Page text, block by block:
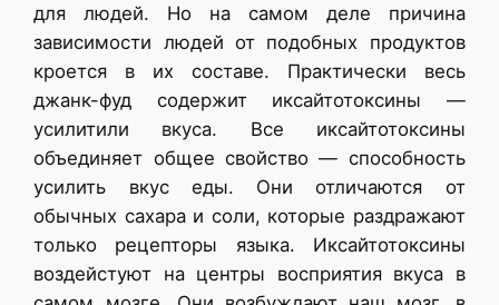
для людей. Но на самом деле причина
зависимости людей от подобных продуктов
кроется в их составе. Практически весь
джанк-фуд содержит иксайтотоксины —
усилитили вкуса. Все иксайтотоксины
объединяет общее свойство — способность
усилить вкус еды. Они отличаются от
обычных сахара и соли, которые раздражают
только рецепторы языка. Иксайтотоксины
воздейстуют на центры восприятия вкуса в